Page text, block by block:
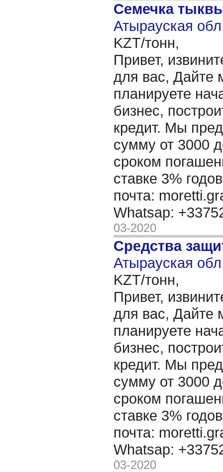
Семечка
Атырауская
KZT/тонн,
Привет,
для вас, Дайте
планируете
бизнес,
кредит. Мы
сумму от 3000
сроком
ставке 3%
почта:
Whatsap:
03-2020
Средства
Атырауская
KZT/тонн,
Привет,
для вас, Дайте
планируете
бизнес,
кредит. Мы
сумму от 3000
сроком
ставке 3%
почта:
Whatsap:
03-2020